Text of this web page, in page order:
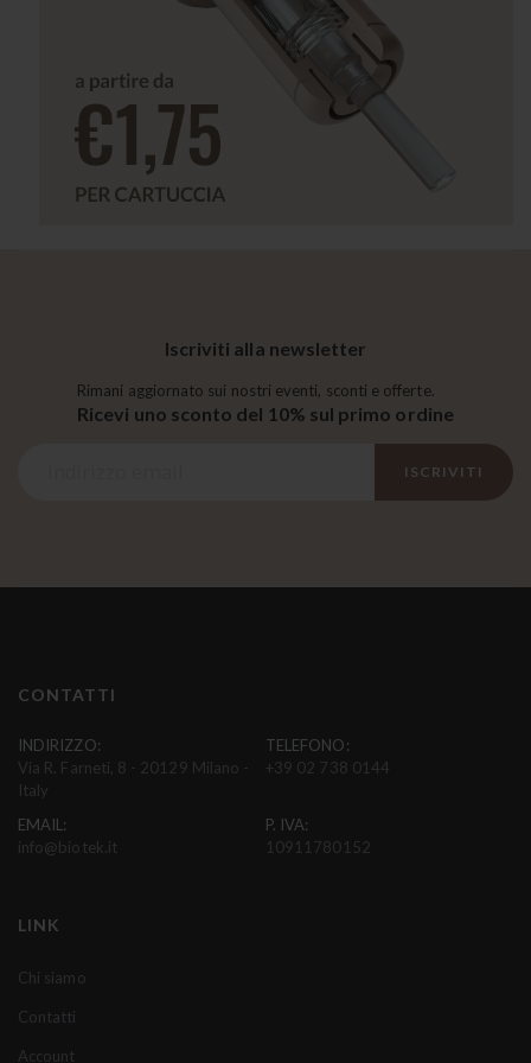
Iscriviti alla newsletter
Rimani aggiornato sui nostri eventi, sconti e offerte.
Ricevi uno sconto del 10% sul primo ordine
l
l
a
n
o
a
e
w
ISCRIVITI
CONTATTI
INDIRIZZO:
Via R. Farneti, 8 - 20129 Milano -
Italy
TELEFONO:
+39 02 738 0144
EMAIL:
info@biotek.it
P. IVA:
10911780152
LINK
Chi siamo
Contatti
Account